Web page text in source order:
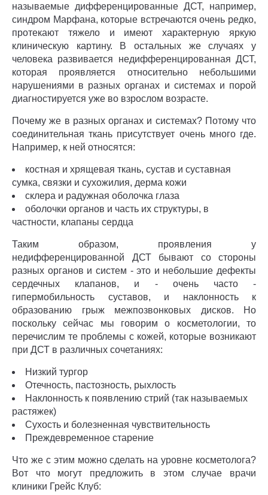
называемые дифференцированные ДСТ, например,
синдром Марфана, которые встречаются очень редко,
протекают тяжело и имеют характерную яркую
клиническую картину. В остальных же случаях у
человека развивается недифференцированная ДСТ,
которая проявляется относительно небольшими
нарушениями в разных органах и системах и порой
диагностируется уже во взрослом возрасте.
Почему же в разных органах и системах? Потому что
соединительная ткань присутствует очень много где.
Например, к ней относятся:
костная и хрящевая ткань, сустав и суставная
сумка, связки и сухожилия, дерма кожи
склера и радужная оболочка глаза
оболочки органов и часть их структуры, в
частности, клапаны сердца
Таким образом, проявления у
недифференцированной ДСТ бывают со стороны
разных органов и систем - это и небольшие дефекты
сердечных клапанов, и - очень часто -
гипермобильность суставов, и наклонность к
образованию грыж межпозвонковых дисков. Но
поскольку сейчас мы говорим о косметологии, то
перечислим те проблемы с кожей, которые возникают
при ДСТ в различных сочетаниях:
Низкий тургор
Отечность, пастозность, рыхлость
Наклонность к появлению стрий (так называемых
растяжек)
Сухость и болезненная чувствительность
Преждевременное старение
Что же с этим можно сделать на уровне косметолога?
Вот что могут предложить в этом случае врачи
клиники Грейс Клуб: